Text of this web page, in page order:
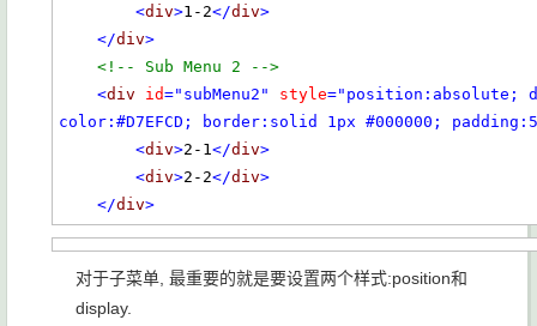
<div>1-2</div>
</div>
<!-- Sub Menu 2 -->
<div id="subMenu2" style="position:absolute;
color:#D7EFCD; border:solid 1px #000000;
<div>2-1</div>
<div>2-2</div>
</div>
对于子菜单, 最重要的就是要设置两个样式:position和
display.